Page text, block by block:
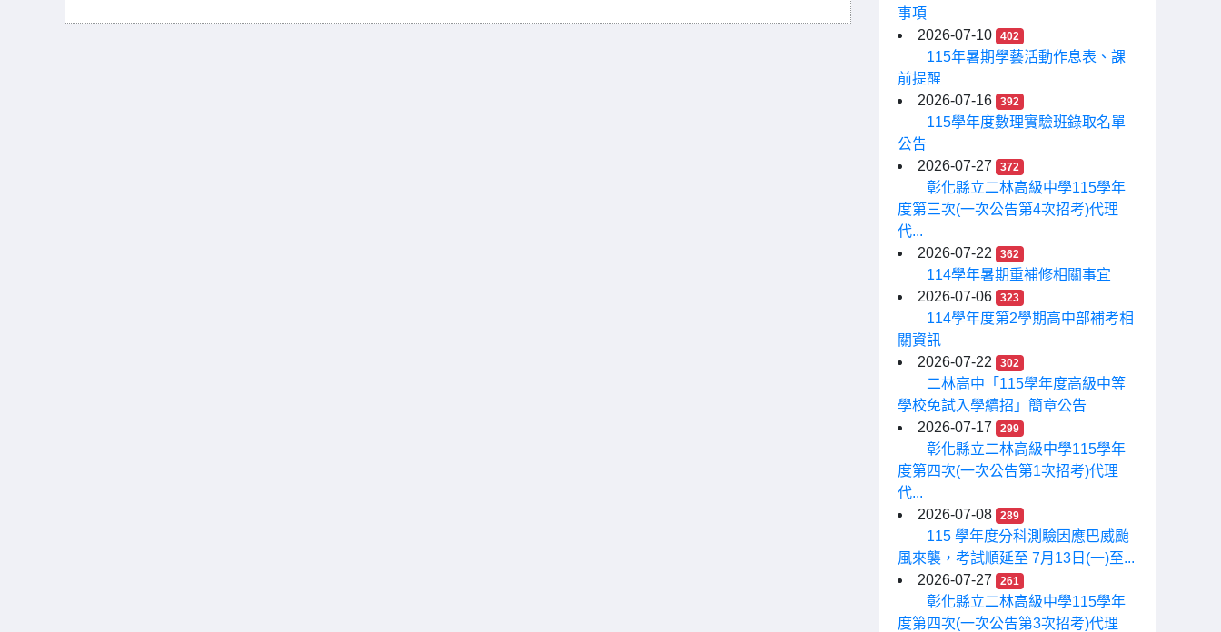
事項
2026-07-10
402
115年暑期學藝活動作息表、課
前提醒
2026-07-16
392
115學年度數理實驗班錄取名單
公告
2026-07-27
372
彰化縣立二林高級中學115學年
度第三次(一次公告第4次招考)代理
代...
2026-07-22
362
114學年暑期重補修相關事宜
2026-07-06
323
114學年度第2學期高中部補考相
關資訊
2026-07-22
302
二林高中「115學年度高級中等
學校免試入學續招」簡章公告
2026-07-17
299
彰化縣立二林高級中學115學年
度第四次(一次公告第1次招考)代理
代...
2026-07-08
289
115 學年度分科測驗因應巴威颱
風來襲，考試順延至 7月13日(一)至...
2026-07-27
261
彰化縣立二林高級中學115學年
度第四次(一次公告第3次招考)代理